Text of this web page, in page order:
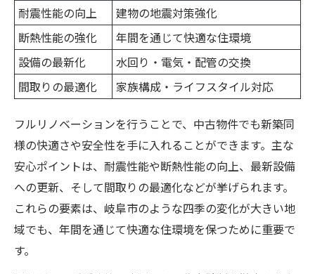
耐震性能の向上
建物の地震対策強化
断熱性能の強化
年間を通じて快適な住環境
設備の最新化
水回り・電気・配管の交換
間取りの最適化
家族構成・ライフスタイル対応
フルリノベーションを行うことで、中古物件でも新築同
様の快適さや安全性を手に入れることができます。主な
安心ポイントは、耐震性能や断熱性能の向上、最新設備
への更新、そして間取りの最適化などが挙げられます。
これらの要素は、岐阜市のような四季の変化が大きい地
域でも、年間を通じて快適な住環境を保つために重要で
す。